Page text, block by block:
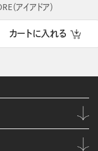
（アイアドア）
カートに入れる